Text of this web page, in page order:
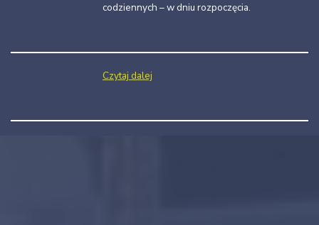
codziennych – w dniu rozpoczęcia.
Czytaj dalej